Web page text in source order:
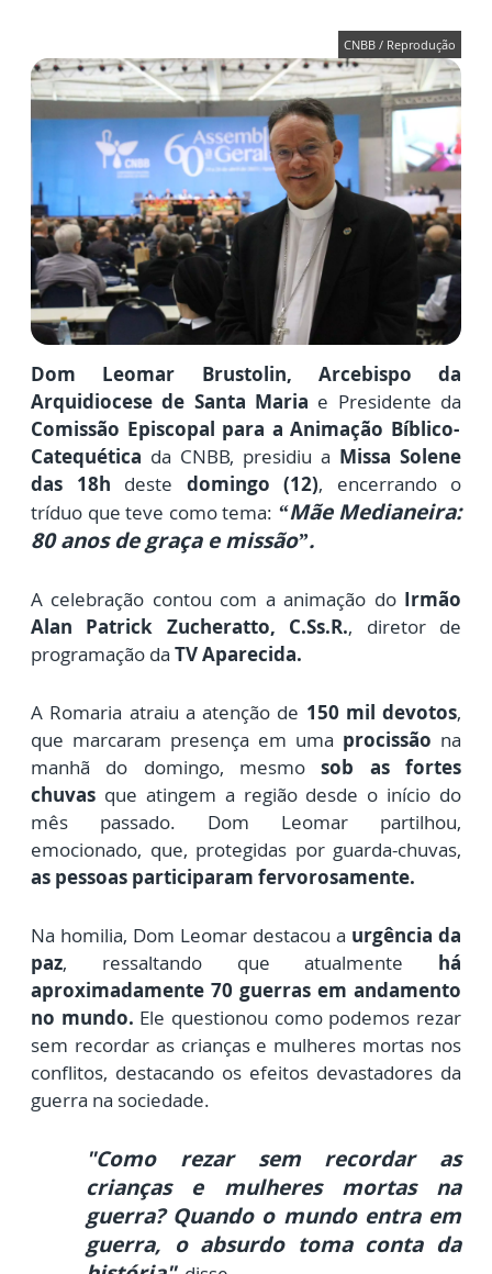
CNBB / Reprodução
Dom Leomar Brustolin, Arcebispo da
Arquidiocese de Santa Maria e Presidente da
Comissão Episcopal para a Animação Bíblico-
Catequética da CNBB, presidiu a Missa Solene
das 18h deste domingo (12), encerrando o
tríduo que teve como tema: “Mãe Medianeira:
80 anos de graça e missão”.
A celebração contou com a animação do Irmão
Alan Patrick Zucheratto, C.Ss.R., diretor de
programação da TV Aparecida.
A Romaria atraiu a atenção de 150 mil devotos,
que marcaram presença em uma procissão na
manhã do domingo, mesmosob as fortes
chuvas que atingem a região desde o início do
mês passado. Dom Leomar partilhou,
emocionado, que, protegidas por guarda-chuvas,
as pessoas participaram fervorosamente.
Na homilia, Dom Leomar destacou a urgência da
paz, ressaltando que atualmente há
aproximadamente 70 guerras em andamento
no mundo. Ele questionou como podemos rezar
sem recordar as crianças e mulheres mortas nos
conflitos, destacando os efeitos devastadores da
guerra na sociedade.
"Como rezar sem recordar as
crianças e mulheres mortas na
guerra? Quando o mundo entra em
guerra, o absurdo toma conta da